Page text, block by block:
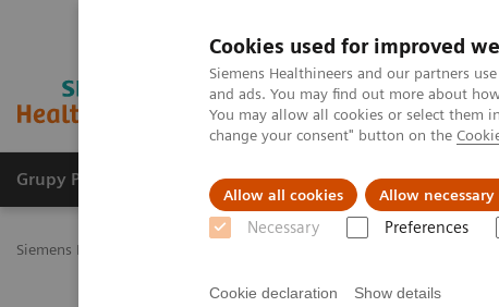
Cookies used for improved
Siemens Healthineers and our partners
and ads. You may find out more about
You may allow all cookies or select them
change your consent" button on the
Allow all cookies Allow
Necessary Preferences
Cookie declaration Show details
Grupy Produktów O nas Edukacja i
Siemens Healthineers Polska